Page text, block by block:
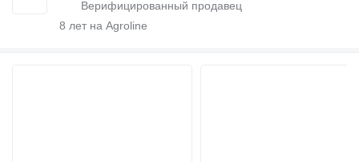
8 лет на Agroline